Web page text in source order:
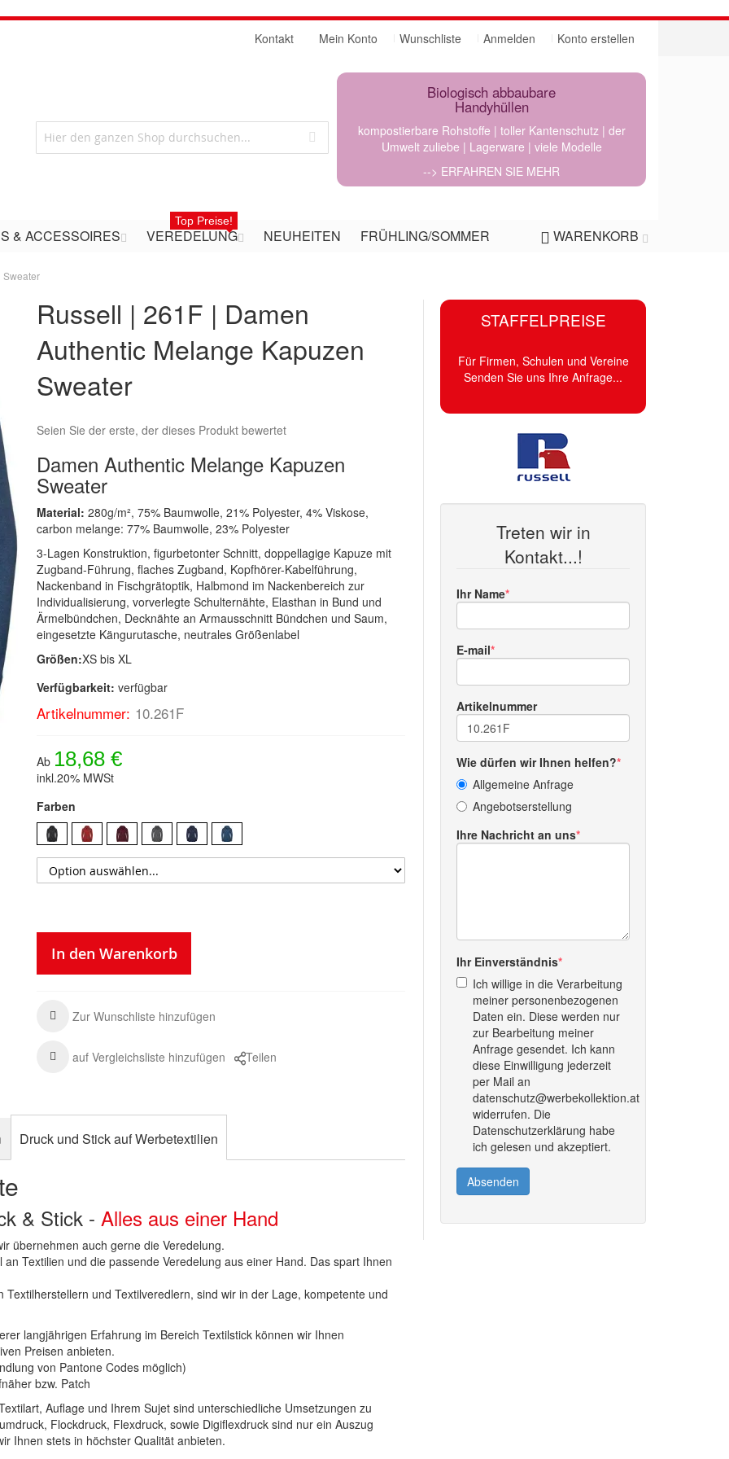
Mein Konto Wunschliste Anmelden Konto erstellen
Kontakt
Biologisch abbaubare
Handyhüllen
kompostierbare Rohstoffe | toller Kantenschutz | der
Umwelt zuliebe | Lagerware | viele Modelle
--> ERFAHREN SIE MEHR
WARENKORB
& ACCESSOIRES VEREDELUNG
Top Preise!
NEUHEITEN FRÜHLING/SOMMER
Sweater
Russell | 261F | Damen
Authentic Melange Kapuzen
Sweater
Seien Sie der erste, der dieses Produkt bewertet
Damen Authentic Melange Kapuzen
Sweater
Material:280g/m², 75% Baumwolle, 21% Polyester, 4% Viskose,
carbon melange: 77% Baumwolle, 23% Polyester
3-Lagen Konstruktion, figurbetonter Schnitt, doppellagige Kapuze mit
Zugband-Führung, flaches Zugband, Kopfhörer-Kabelführung,
Nackenband in Fischgrätoptik, Halbmond im Nackenbereich zur
Individualisierung, vorverlegte Schulternähte, Elasthan in Bund und
Ärmelbündchen, Decknähte an Armausschnitt Bündchen und Saum,
eingesetzte Kängurutasche, neutrales Größenlabel
Größen:XS bis XL
Verfügbarkeit: verfügbar
Artikelnummer: 10.261F
Ab 18,68 €
inkl.20% MWSt
Farben
In den Warenkorb
Zur Wunschliste hinzufügen
auf Vergleichsliste hinzufügen Teilen
STAFFELPREISE
Für Firmen, Schulen und Vereine
Senden Sie uns Ihre Anfrage...
Treten wir in
Kontakt...!
Ihr Name
E-mail
Artikelnummer
Wie dürfen wir Ihnen helfen?
Allgemeine Anfrage
Angebotserstellung
Ihre Nachricht an uns
Ihr Einverständnis
Ich willige in die Verarbeitung
meiner personenbezogenen
Daten ein. Diese werden nur
zur Bearbeitung meiner
Anfrage gesendet. Ich kann
diese Einwilligung jederzeit
per Mail an
datenschutz@werbekollektion.at
widerrufen. Die
Datenschutzerklärung habe
ich gelesen und akzeptiert.
Absenden
Druck und Stick auf Werbetextilien
& Stick -Alles aus einer Hand
übernehmen auch gerne die Veredelung.
Textilien und die passende Veredelung aus einer Hand. Das spart Ihnen
und Textilveredlern, sind wir in der Lage, kompetente und
langjährigen Erfahrung im Bereich Textilstick können wir Ihnen
Preisen anbieten.
von Pantone Codes möglich)
bzw. Patch
Auflage und Ihrem Sujet sind unterschiedliche Umsetzungen zu
Flockdruck, Flexdruck, sowie Digiflexdruck sind nur ein Auszug
Ihnen stets in höchster Qualität anbieten.